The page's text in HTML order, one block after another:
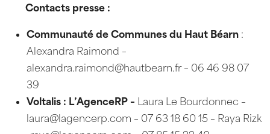
Contacts presse :
Communauté de Communes du Haut Béarn :
Alexandra Raimond –
alexandra.raimond@hautbearn.fr – 06 46 98 07
39
Voltalis : L’AgenceRP – Laura Le Bourdonnec –
laura@lagencerp.com – 07 63 18 60 15 – Raya Rizk